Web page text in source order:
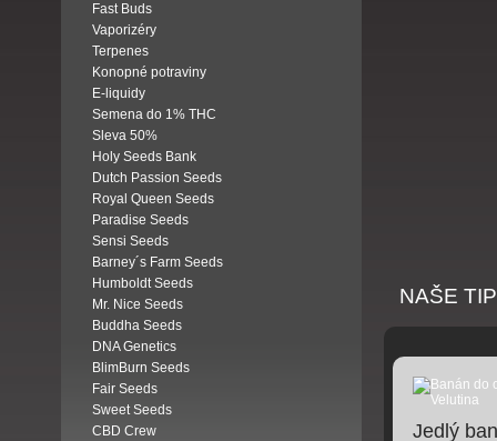
Fast Buds
Vaporizéry
Terpenes
Konopné potraviny
E-liquidy
Semena do 1% THC
Sleva 50%
Holy Seeds Bank
Dutch Passion Seeds
Royal Queen Seeds
Paradise Seeds
Sensi Seeds
Barney´s Farm Seeds
Humboldt Seeds
Mr. Nice Seeds
Buddha Seeds
DNA Genetics
BlimBurn Seeds
Fair Seeds
Sweet Seeds
CBD Crew
NAŠE
Jedlý